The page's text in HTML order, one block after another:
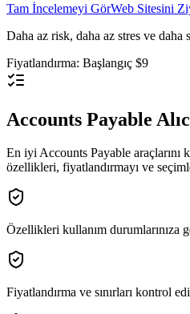
Tam İncelemeyi GörWeb Sitesini
Daha az risk, daha az stres ve daha
Fiyatlandırma: Başlangıç $9
Accounts Payable
En iyi Accounts Payable araçlarını
özellikleri, fiyatlandırmayı ve
Özellikleri kullanım durumlarınıza
Fiyatlandırma ve sınırları kontrol